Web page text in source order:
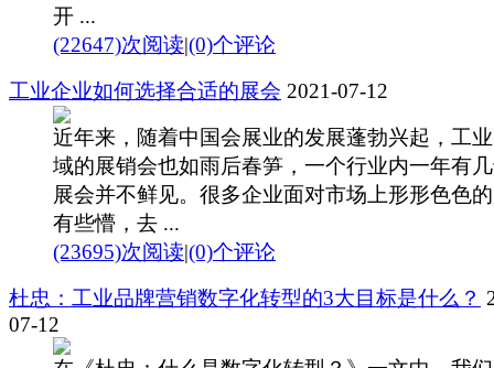
开 ...
(22647)次阅读|(0)个评论
工业企业如何选择合适的展会 2021-07-12
近年来，随着中国会展业的发展蓬勃兴起，工
域的展销会也如雨后春笋，一个行业内一年有
展会并不鲜见。很多企业面对市场上形形色色
有些懵，去 ...
(23695)次阅读|(0)个评论
杜忠：工业品牌营销数字化转型的3大目标是什么？
07-12